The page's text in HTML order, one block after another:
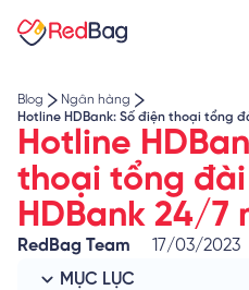
Blog
Ngân hàng
Hotline HDBank: Số điện thoại tổng
Hotline
thoại tổng
HDBank 24/7
RedBag Team
17/03/2023
MỤC LỤC